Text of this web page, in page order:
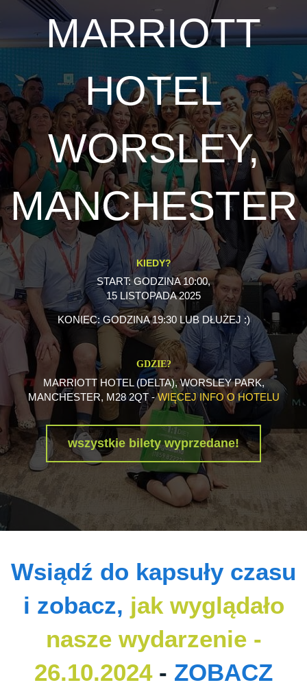
MARRIOTT
HOTEL
WORSLEY,
MANCHESTER
KIEDY?
START: GODZINA 10:00,
15 LISTOPADA 2025
KONIEC: GODZINA 19:30 LUB DŁUŻEJ :)
GDZIE?
MARRIOTT HOTEL(DELTA), WORSLEY PARK,
MANCHESTER, M28 2QT -WIĘCEJ INFO O HOTELU
wszystkie bilety wyprzedane!
Wsiądź do kapsuły czasu
i zobacz, jak wyglądało
nasze wydarzenie -
26.10.2024- ZOBACZ